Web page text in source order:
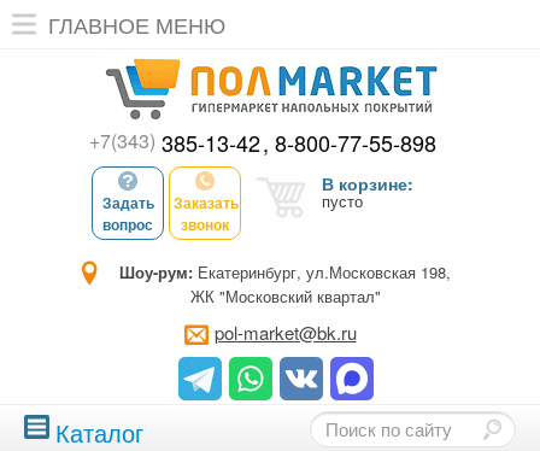
ГЛАВНОЕ МЕНЮ
+7(343) 385-13-42 8-800-77-55-898
Задать
вопрос
Заказать
звонок
В корзине:
пусто
Шоу-рум: Екатеринбург, ул.Московская 198,
ЖК "Московский квартал"
pol-market@bk.ru
Каталог